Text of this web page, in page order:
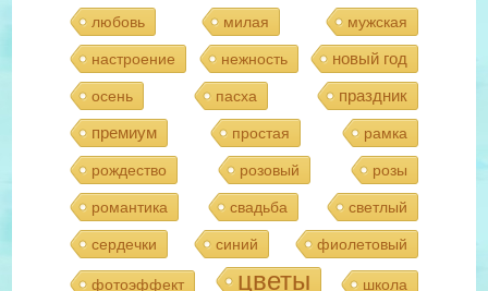
любовь милая мужская
настроение нежность новый год
осень пасха
праздник
премиум
простая рамка
рождество розовый розы
романтика свадьба светлый
сердечки синий фиолетовый
фотоэффект цветы школа